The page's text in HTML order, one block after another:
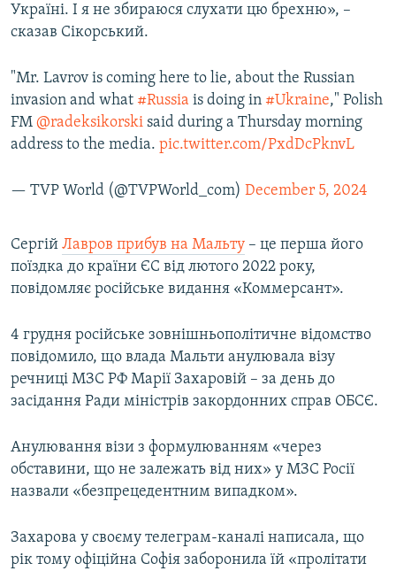
Україні. І я не збираюся слухати цю брехню», –
сказав Сікорський.
"Mr. Lavrov is coming here to lie, about the Russian
invasion and what #Russia is doing in #Ukraine," Polish
FM @radeksikorski said during a Thursday morning
address to the media. pic.twitter.com/PxdDcPknvL
— TVP World (@TVPWorld_com) December 5, 2024
Сергій Лавров прибув на Мальту – це перша його
поїздка до країни ЄС від лютого 2022 року,
повідомляє російське видання «Коммерсант».
4 грудня російське зовнішньополітичне відомство
повідомило, що влада Мальти анулювала візу
речниці МЗС РФ Марії Захаровій – за день до
засідання Ради міністрів закордонних справ ОБСЄ.
Анулювання візи з формулюванням «через
обставини, що не залежать від них» у МЗС Росії
назвали «безпрецедентним випадком».
Захарова у своєму телеграм-каналі написала, що
рік тому офіційна Софія заборонила їй «пролітати